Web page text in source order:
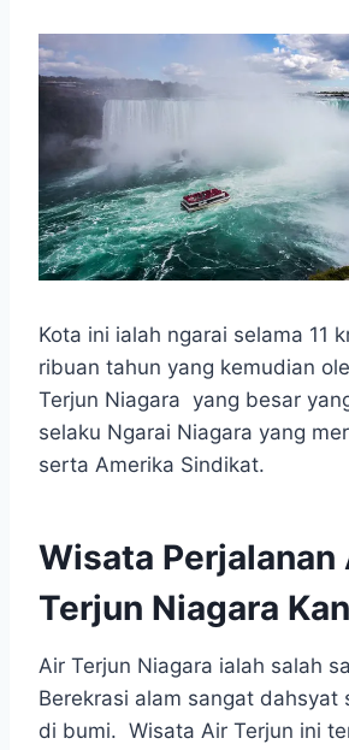
r
Kota ini ialah ngarai selama 11
ribuan tahun yang kemudian
Terjun Niagara yang besar
selaku Ngarai Niagara yang
serta Amerika Sindikat.
Wisata Perjalanan
Terjun Niagara
Air Terjun Niagara ialah salah
Berekrasi alam sangat dahsyat
di bumi. Wisata Air Terjun ini